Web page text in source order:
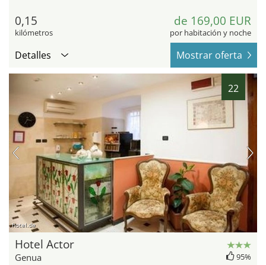
0,15
kilómetros
de 169,00 EUR
por habitación y noche
Detalles Mostrar oferta
22
hotel.de
Hotel Actor
Genua 95%